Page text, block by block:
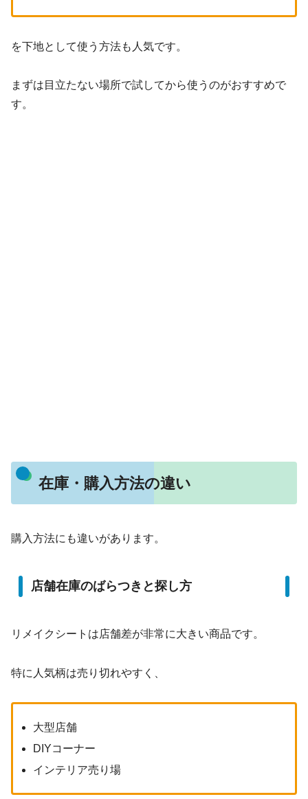
を下地として使う方法も人気です。
まずは目立たない場所で試してから使うのがおすすめで
す。
在庫・購入方法の違い
購入方法にも違いがあります。
店舗在庫のばらつきと探し方
リメイクシートは店舗差が非常に大きい商品です。
特に人気柄は売り切れやすく、
大型店舗
DIYコーナー
インテリア売り場